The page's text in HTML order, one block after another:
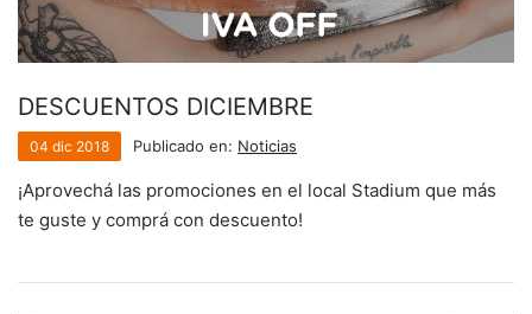
DESCUENTOS DICIEMBRE
04 dic 2018 Publicado en: Noticias
¡Aprovechá las promociones en el local Stadium que más
te guste y comprá con descuento!